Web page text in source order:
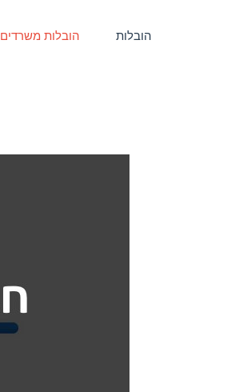
הובלות הובלות משרדים